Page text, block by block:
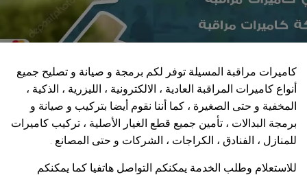
كاميرات مراقبة المسيلة توفر لكم برمجة و صيانة و تصليح جميع
أنواع كاميرات المراقبة العادية ، الالكترونية ، الليزرية ، الذكية ،
المخفية و حتى الصغيرة ، كما أننا نقوم أيضا بتركيب و صيانة و
برمجة البدالات ، تأمين جميع قطع الغيار الأصلية ، تركيب كاميرات
للمنازل ، الفنادق ، الكراجات ، الشركات و حتى المصانع .
للاستعلام وطلب الخدمة يمكنكم التواصل هاتفيا كما يمكنكم